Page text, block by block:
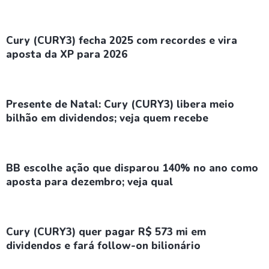
Cury (CURY3) fecha 2025 com recordes e vira
aposta da XP para 2026
Presente de Natal: Cury (CURY3) libera meio
bilhão em dividendos; veja quem recebe
BB escolhe ação que disparou 140% no ano como
aposta para dezembro; veja qual
Cury (CURY3) quer pagar R$ 573 mi em
dividendos e fará follow-on bilionário